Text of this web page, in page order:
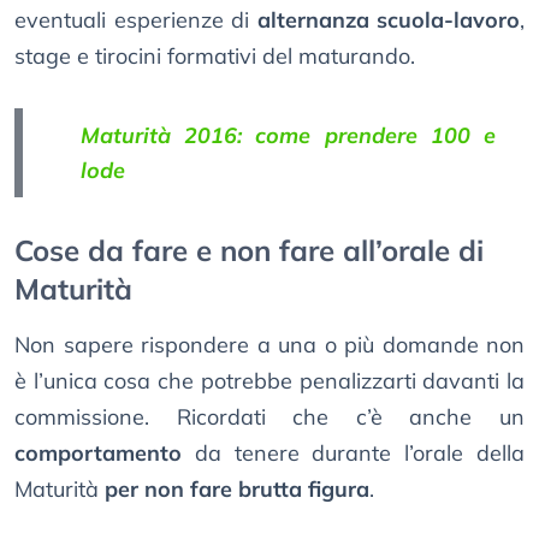
eventuali esperienze di alternanza scuola-lavoro,
stage e tirocini formativi del maturando.
Maturità 2016: come prendere 100 e
lode
Cose da fare e non fare all’orale di
Maturità
Non sapere rispondere a una o più domande non
è l’unica cosa che potrebbe penalizzarti davanti la
commissione. Ricordati che c’è anche un
comportamento da tenere durante l’orale della
Maturità per non fare brutta figura.